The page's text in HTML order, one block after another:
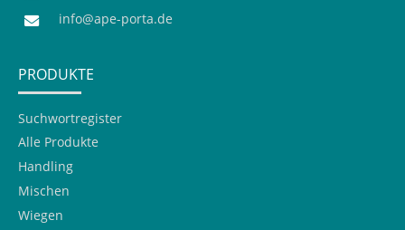
info@ape-porta.de
PRODUKTE
Suchwortregister
Alle Produkte
Handling
Mischen
Wiegen